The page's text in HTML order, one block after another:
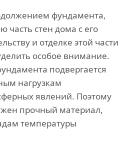
фундамента,
стен дома с его
и отделке этой части
особое внимание.
подвергается
нагрузкам
явлений. Поэтому
прочный материал,
температуры